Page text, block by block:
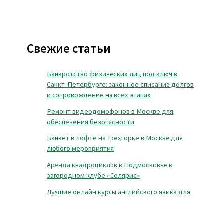
Свежие статьи
Банкротство физических лиц под ключ в
Санкт-Петербурге: законное списание долгов
и сопровождение на всех этапах
Ремонт видеодомофонов в Москве для
обеспечения безопасности
Банкет в лофте на Трехгорке в Москве для
любого мероприятия
Аренда квадроциклов в Подмосковье в
загородном клубе «Солярис»
Лучшие онлайн курсы английского языка для